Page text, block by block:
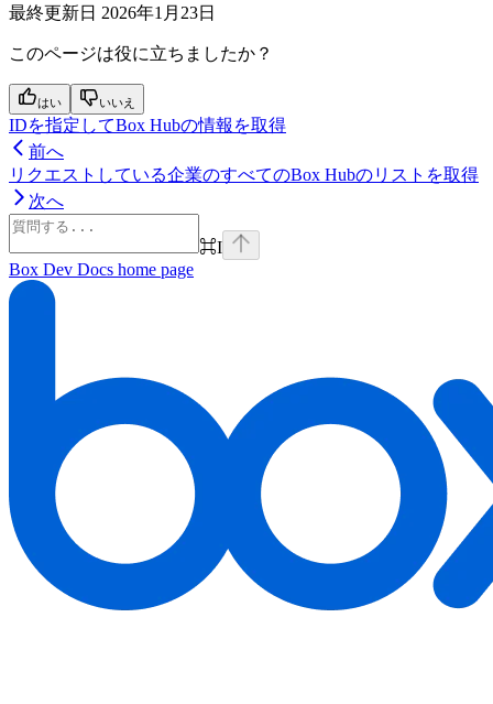
最終更新日 2026年1月23日
このページは役に立ちましたか？
はい いいえ
IDを指定してBox Hubの情報を取得
前へ
リクエストしている企業のすべてのBox Hubのリストを取得
次へ
⌘I
Box Dev Docs home page